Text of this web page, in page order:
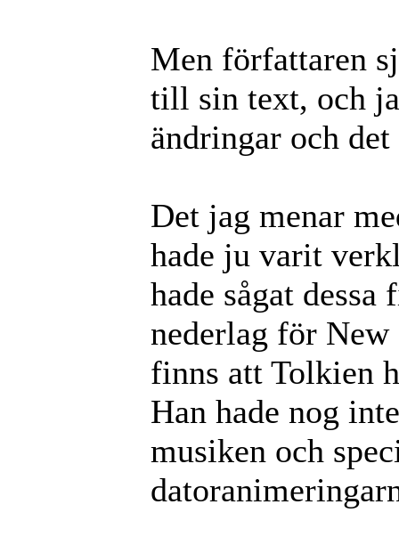
Men författaren
till sin text, och
ändringar och
Det jag menar
hade ju varit
hade sågat
nederlag för
finns att Tolkien
Han hade nog
musiken och